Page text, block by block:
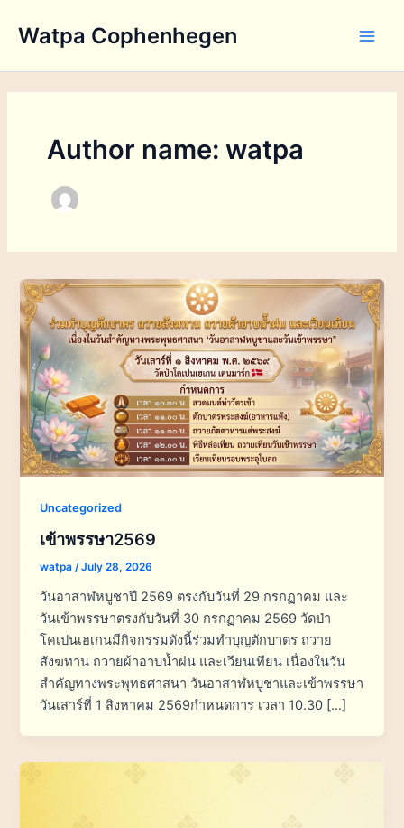
Watpa Cophenhegen
Author name: watpa
Uncategorized
เข้าพรรษา2569
watpa/July 28, 2026
วันอาสาฬหบูชาปี 2569 ตรงกับวันที่ 29 กรกฏาคม และ
วันเข้าพรรษาตรงกับวันที่ 30 กรกฏาคม 2569 วัดป่า
โคเปนเฮเกนมีกิจกรรมดังนี้ร่วมทำบุญตักบาตร ถวาย
สังฆทาน ถวายผ้าอาบน้ำฝน และเวียนเทียน เนื่องในวัน
สำคัญทางพระพุทธศาสนา วันอาสาฬหบูชาและเข้าพรรษา
วันเสาร์ที่ 1 สิงหาคม 2569กำหนดการ เวลา 10.30 […]